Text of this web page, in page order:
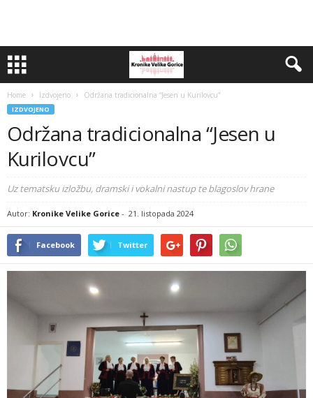
Home Izdvojeno Održana tradicionalna “Jesen u Kurilovcu”
IZDVOJENO
Održana tradicionalna “Jesen u
Kurilovcu”
Uz tematsku izložbu, dramski i vokalni nastup te blagoslov hrane
Autor: Kronike Velike Gorice - 21. listopada 2024
Facebook Twitter